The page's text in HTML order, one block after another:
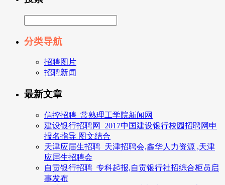
分类导航
招聘图片
招聘新闻
最新文章
信控招聘_常熟理工学院新闻网
建设银行招聘网_2017中国建设银行校园招聘网申
报名指导 图文结合
天津应届生招聘_天津招聘会,鑫华人力资源 ,天津
应届生招聘会
自贡银行招聘_专科起报,自贡银行社招综合柜员启
事发布